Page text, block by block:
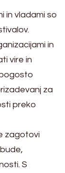
in vladami so
in
vire in
za
preko
zagotovi
S